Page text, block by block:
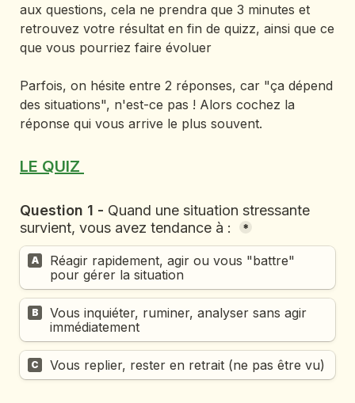
aux questions, cela ne prendra que 3 minutes et
retrouvez votre résultat en fin de quizz, ainsi que ce
que vous pourriez faire évoluer
Parfois, on hésite entre 2 réponses, car "ça dépend
des situations", n'est-ce pas ! Alors cochez la
réponse qui vous arrive le plus souvent.
LE QUIZ
Question 1 - Quand une situation stressante
survient, vous avez tendance à :
*
A
Réagir rapidement, agir ou vous "battre"
pour gérer la situation
B
Vous inquiéter, ruminer, analyser sans agir
immédiatement
C